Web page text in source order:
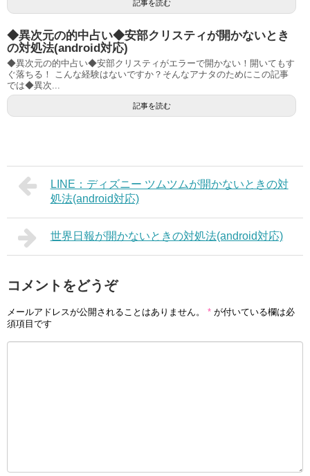
記事を読む
◆異次元の的中占い◆安部クリスティが開かないとき
の対処法(android対応)
◆異次元の的中占い◆安部クリスティがエラーで開かない！開いてもす
ぐ落ちる！ こんな経験はないですか？そんなアナタのためにこの記事
では◆異次...
記事を読む
LINE：ディズニー ツムツムが開かないときの対
処法(android対応)
世界日報が開かないときの対処法(android対応)
コメントをどうぞ
メールアドレスが公開されることはありません。 * が付いている欄は必
須項目です